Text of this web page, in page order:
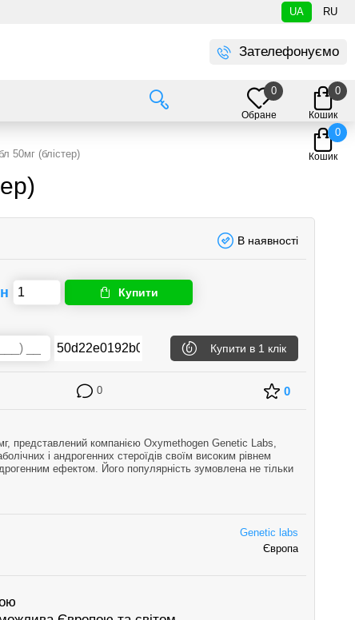
UA RU
Зателефонуємо
Обране
0
Кошик
0
Кошик
0
50мг (блістер)
В наявності
Купити
Купити в 1 клік
0 0
представлений компанією Oxymethogen Genetic Labs,
і андрогенних стероїдів своїм високим рівнем
ефектом. Його популярність зумовлена не тільки
в засто…
Genetic labs
Європа